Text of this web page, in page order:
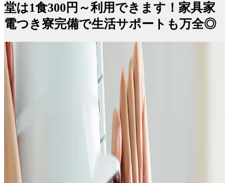
堂は1食300円～利用できます！家具家
電つき寮完備で生活サポートも万全◎